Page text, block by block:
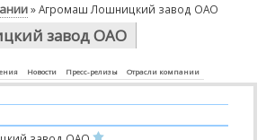
» Агромаш Лошницкий завод ОАО
завод ОАО
Новости Пресс-релизы Отрасли компании